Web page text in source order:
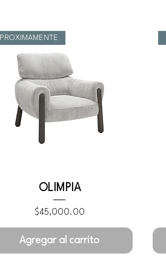
PROXIMAMENTE
OLIMPIA
Precio
$45,000.00
Agregar al carrito